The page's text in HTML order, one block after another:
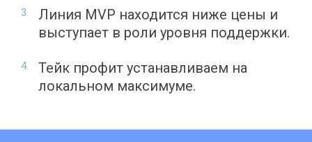
Линия MVP находится ниже цены и
выступает в роли уровня поддержки.
Тейк профит устанавливаем на
локальном максимуме.